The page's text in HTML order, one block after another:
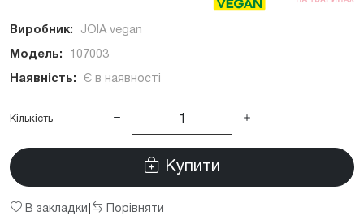
Виробник: JOIA vegan
Модель: 107003
Наявність: Є в наявності
Кількість
Купити
В закладки Порівняти